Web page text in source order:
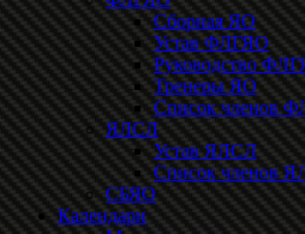
Сборная ЯО
Устав ФЛГЯО
Руководство
Тренеры ЯО
Список членов
ЯЛСЛ
Устав ЯЛСЛ
Список членов
СБЯО
Календари